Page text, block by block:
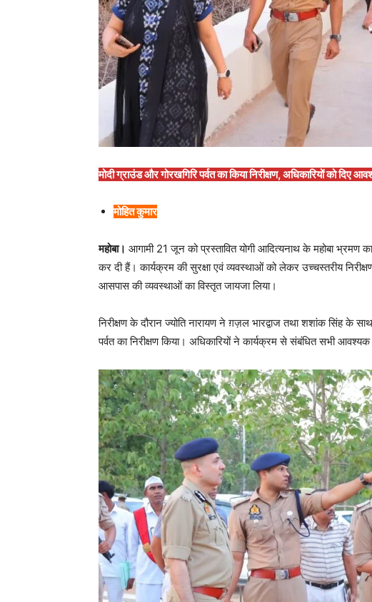
मोदी ग्राउंड और गोरखगिरि पर्वत का किया निरीक्षण, अधिकारियों को दिए
मोहित कुमार
महोबा। आगामी 21 जून को प्रस्तावित योगी आदित्यनाथ के महोबा भ्रमण
कर दी हैं। कार्यक्रम की सुरक्षा एवं व्यवस्थाओं को लेकर उच्चस्तरीय
आसपास की व्यवस्थाओं का विस्तृत जायजा लिया।
निरीक्षण के दौरान ज्योति नारायण ने ग़ज़ल भारद्वाज तथा शशांक सिंह के
पर्वत का निरीक्षण किया। अधिकारियों ने कार्यक्रम से संबंधित सभी